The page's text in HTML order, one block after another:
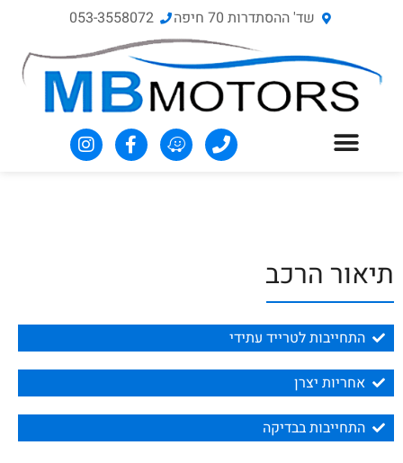
שד' ההסתדרות 70‏ חיפה 053-3558072
תיאור הרכב
התחייבות לטרייד עתידי
אחריות יצרן
התחייבות בבדיקה